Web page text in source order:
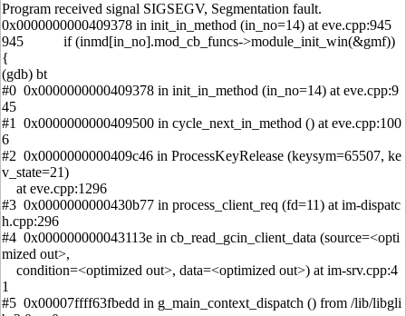
Program received signal SIGSEGV, Segmentation fault.
0x0000000000409378 in init_in_method (in_no=14) at eve.cpp:945
945 if (inmd[in_no].mod_cb_funcs->module_init_win(&gmf))
{
(gdb) bt
#0 0x0000000000409378 in init_in_method (in_no=14) at eve.cpp:9
45
#1 0x0000000000409500 in cycle_next_in_method () at eve.cpp:100
6
#2 0x0000000000409c46 in ProcessKeyRelease (keysym=65507, ke
v_state=21)
at eve.cpp:1296
#3 0x0000000000430b77 in process_client_req (fd=11) at im-dispatc
h.cpp:296
#4 0x000000000043113e in cb_read_gcin_client_data (source=<opti
mized out>,
condition=<optimized out>, data=<optimized out>) at im-srv.cpp:4
1
#5 0x00007ffff63fbedd in g_main_context_dispatch () from /lib/libgli